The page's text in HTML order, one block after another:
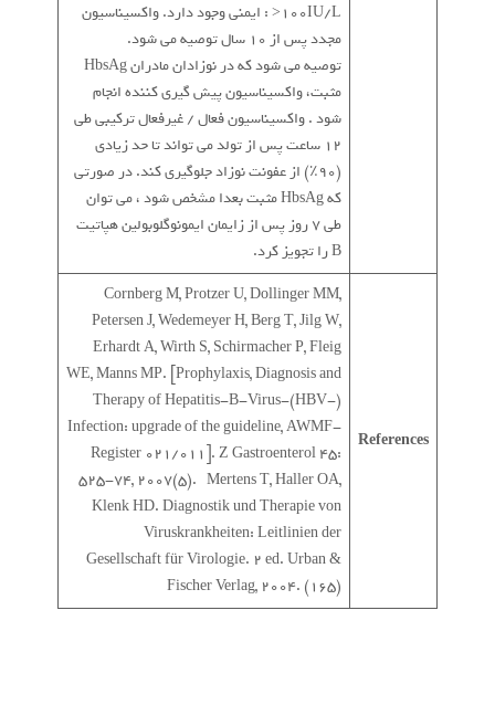
100IU/L< : ایمنی وجود دارد. واکسیناسیون
مجدد پس از 10 سال توصیه می شود.
توصیه می شود که در نوزادان مادران HbsAg
مثبت، واکسیناسیون پیش گیری کننده انجام
شود . واکسیناسیون فعال / غیرفعال ترکیبی طی
12 ساعت پس از تولد می تواند تا حد زیادی
(90٪) از عفونت نوزاد جلوگیری کند. در صورتی
که HbsAg مثبت بعدا مشخص شود ، می توان
طی 7 روز پس از زایمان ایمونوگلوبولین هپاتیت
B را تجویز کرد.
References
Cornberg M, Protzer U, Dollinger MM,
Petersen J, Wedemeyer H, Berg T, Jilg W,
Erhardt A, Wirth S, Schirmacher P, Fleig
WE, Manns MP. [Prophylaxis, Diagnosis and
Therapy of Hepatitis-B-Virus-(HBV-)
Infection: upgrade of the guideline, AWMF-
Register 021/011]. Z Gastroenterol 45:
525-74, 2007(5). Mertens T, Haller OA,
Klenk HD. Diagnostik und Therapie von
Viruskrankheiten: Leitlinien der
Gesellschaft für Virologie. 2 ed. Urban &
Fischer Verlag, 2004. (165)